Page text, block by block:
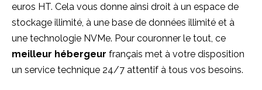
euros HT. Cela vous donne ainsi droit à un espace de
stockage illimité, à une base de données illimité et à
une technologie NVMe. Pour couronner le tout, ce
meilleur hébergeur français met à votre disposition
un service technique 24/7 attentif à tous vos besoins.